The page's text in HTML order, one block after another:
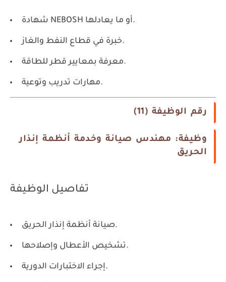
شهادة NEBOSH أو ما يعادلها.
خبرة في قطاع النفط والغاز.
معرفة بمعايير قطر للطاقة.
مهارات تدريب وتوعية.
رقم الوظيفة (11)
وظيفة: مهندس صيانة وخدمة أنظمة إنذار
الحريق
تفاصيل الوظيفة
صيانة أنظمة إنذار الحريق.
تشخيص الأعطال وإصلاحها.
إجراء الاختبارات الدورية.